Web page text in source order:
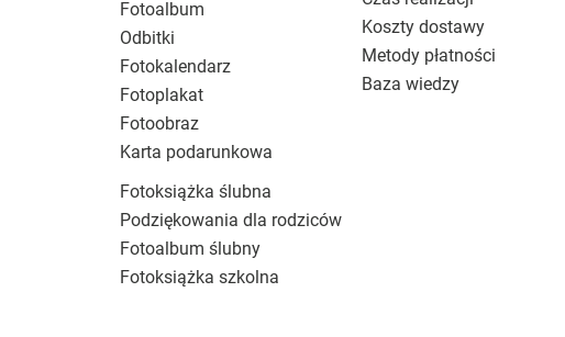
Fotoalbum
Odbitki
Fotokalendarz
Fotoplakat
Fotoobraz
Karta podarunkowa
Fotoksiążka ślubna
Podziękowania dla rodziców
Fotoalbum ślubny
Fotoksiążka szkolna
Koszty dostawy
Metody płatności
Baza wiedzy